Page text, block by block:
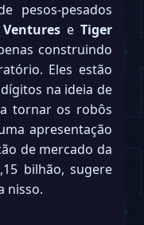
pesos-pesados
eTiger
construindo
Eles estão
na ideia de
tornar os robôs
apresentação
de mercado da
bilhão, sugere
nisso.